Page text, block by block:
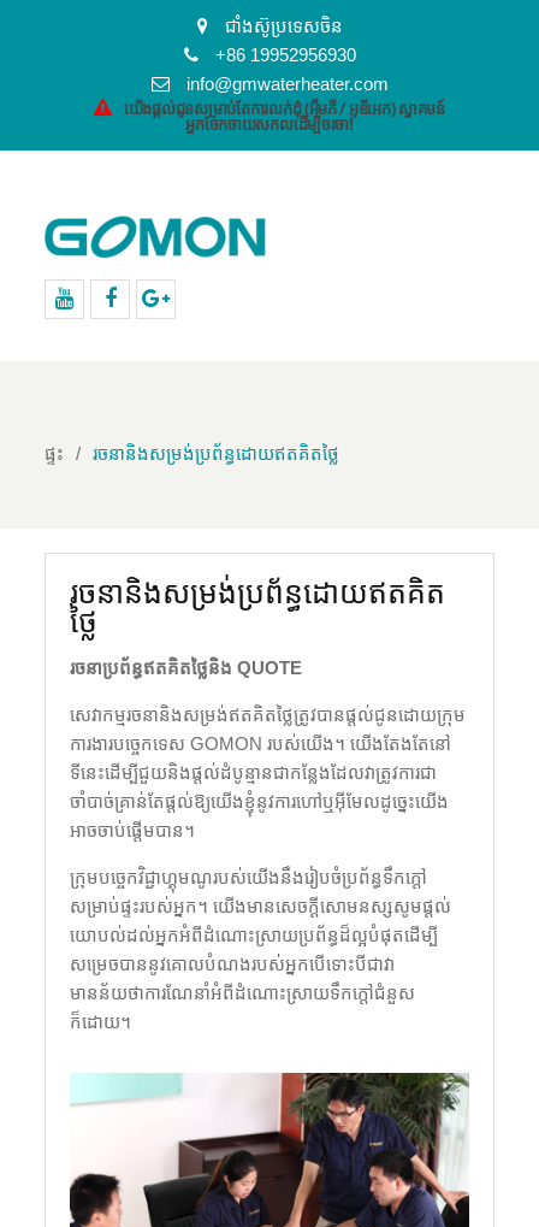
ជាំងស៊ូប្រទេសចិន
+86 19952956930
info@gmwaterheater.com
យើងផ្តល់ជូនសម្រាប់តែការលក់ដុំ (អឹមភី / អូឌីអេក) ស្វាគមន៍
អ្នកចែកចាយសកលដើម្បីចរចា!
ផ្ទះ រចនានិងសម្រង់ប្រព័ន្ធដោយឥតគិតថ្លៃ
រចនានិងសម្រង់ប្រព័ន្ធដោយឥតគិត
ថ្លៃ
រចនាប្រព័ន្ធឥតគិតថ្លៃនិង QUOTE
សេវាកម្មរចនានិងសម្រង់ឥតគិតថ្លៃត្រូវបានផ្តល់ជូនដោយក្រុម
ការងារបច្ចេកទេស GOMON របស់យើង។ យើងតែងតែនៅ
ទីនេះដើម្បីជួយនិងផ្តល់ដំបូន្មានជាកន្លែងដែលវាត្រូវការជា
ចាំបាច់គ្រាន់តែផ្តល់ឱ្យយើងខ្ញុំនូវការហៅឬអ៊ីមែលដូច្នេះយើង
អាចចាប់ផ្តើមបាន។
ក្រុមបច្ចេកវិជ្ជាហ្គុមណូរបស់យើងនឹងរៀបចំប្រព័ន្ធទឹកក្តៅ
សម្រាប់ផ្ទះរបស់អ្នក។ យើងមានសេចក្តីសោមនស្សសូមផ្តល់
យោបល់ដល់អ្នកអំពីដំណោះស្រាយប្រព័ន្ធដ៏ល្អបំផុតដើម្បី
សម្រេចបាននូវគោលបំណងរបស់អ្នកបើទោះបីជាវា
មានន័យថាការណែនាំអំពីដំណោះស្រាយទឹកក្តៅជំនួស
ក៏ដោយ។